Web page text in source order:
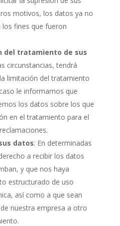
motivos, los datos ya no
fines que fueron
del tratamiento de sus
circunstancias, tendrá
limitación del tratamiento
le informamos que
los datos sobre los que
en el tratamiento para el
datos: En determinadas
a recibir los datos
y que nos haya
estructurado de uso
así como a que sean
nuestra empresa a otro